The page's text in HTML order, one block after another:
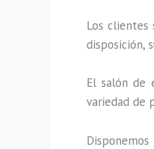
Los clientes
disposición,
El salón de
variedad de